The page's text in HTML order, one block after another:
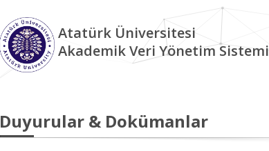
Atatürk Üniversitesi
Akademik Veri Yönetim Sistemi
Duyurular & Dokümanlar